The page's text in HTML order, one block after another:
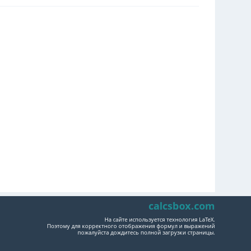
calcsbox.com
На сайте используется технология LaTeX.
Поэтому для корректного отображения формул и выражений
пожалуйста дождитесь полной загрузки страницы.